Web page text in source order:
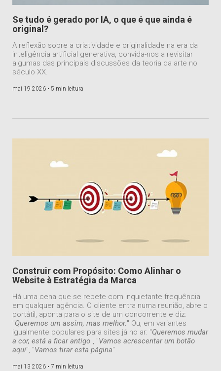
Se tudo é gerado por IA, o que é que ainda é
original?
A reflexão sobre a criatividade e originalidade na era da
inteligência artificial generativa, convida-nos a revisitar
algumas das principais discussões da teoria da arte no
século XX.
mai 19 2026 • 5 min leitura
Construir com Propósito: Como Alinhar o
Website à Estratégia da Marca
Há uma cena que se repete com inquietante frequência
em qualquer agência. O cliente entra numa reunião, abre o
portátil, aponta para o site de um concorrente e diz:
"Queremos um assim, mas melhor." Ou, em variantes
igualmente populares para sites já no ar: "Queremos mudar
a cor, está a ficar antigo", "Vamos acrescentar um botão
aqui", "Vamos tirar esta página".
mai 13 2026 • 7 min leitura